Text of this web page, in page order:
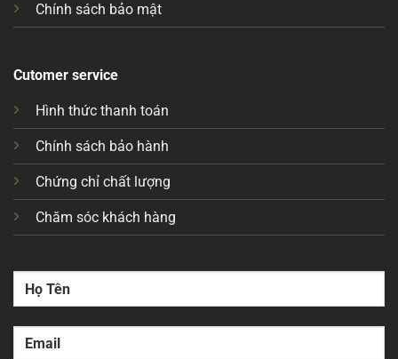
Chính sách bảo mật
Cutomer service
Hình thức thanh toán
Chính sách bảo hành
Chứng chỉ chất lượng
Chăm sóc khách hàng